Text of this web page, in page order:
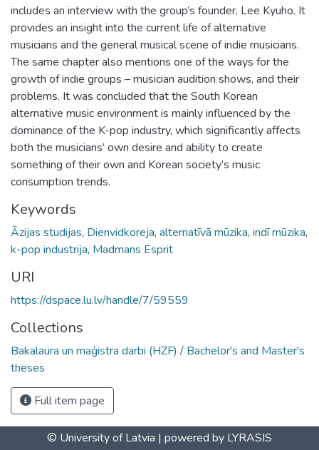
includes an interview with the group’s founder, Lee Kyuho. It
provides an insight into the current life of alternative
musicians and the general musical scene of indie musicians.
The same chapter also mentions one of the ways for the
growth of indie groups – musician audition shows, and their
problems. It was concluded that the South Korean
alternative music environment is mainly influenced by the
dominance of the K-pop industry, which significantly affects
both the musicians’ own desire and ability to create
something of their own and Korean society’s music
consumption trends.
Keywords
Āzijas studijas, Dienvidkoreja, alternatīvā mūzika, indī mūzika,
k-pop industrija, Madmans Esprit
URI
https://dspace.lu.lv/handle/7/59559
Collections
Bakalaura un maģistra darbi (HZF) / Bachelor's and Master's
theses
Full item page
© University of Latvia | powered by LYRASIS